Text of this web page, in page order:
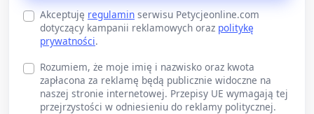
Akceptuję regulamin serwisu Petycjeonline.com
dotyczący kampanii reklamowych oraz politykę
prywatności.
Rozumiem, że moje imię i nazwisko oraz kwota
zapłacona za reklamę będą publicznie widoczne na
naszej stronie internetowej. Przepisy UE wymagają tej
przejrzystości w odniesieniu do reklamy politycznej.